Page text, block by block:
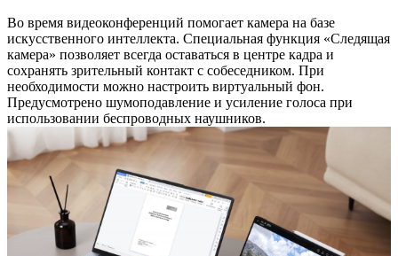
Во время видеоконференций помогает камера на базе
искусственного интеллекта. Специальная функция «Следящая
камера» позволяет всегда оставаться в центре кадра и
сохранять зрительный контакт с собеседником. При
необходимости можно настроить виртуальный фон.
Предусмотрено шумоподавление и усиление голоса при
использовании беспроводных наушников.